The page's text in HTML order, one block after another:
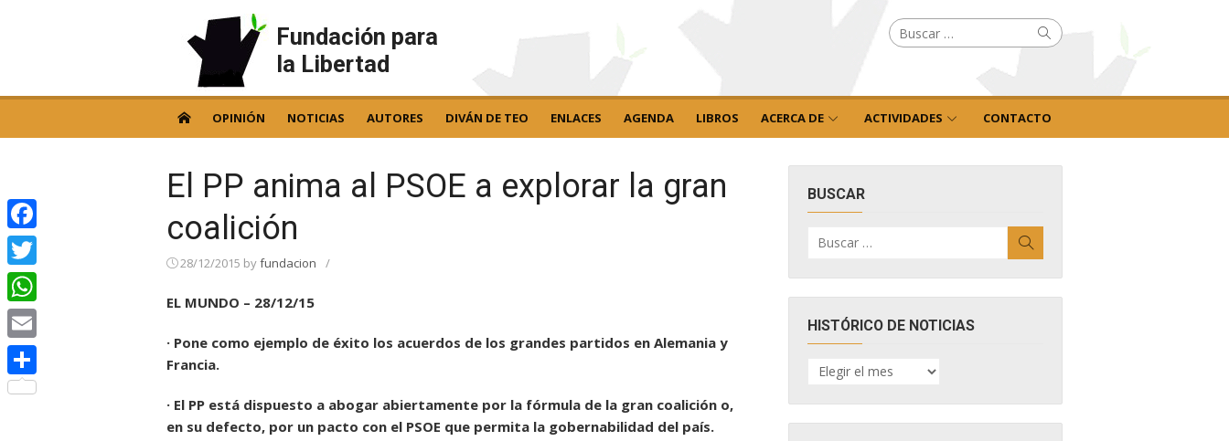
Fundación para
la Libertad
Buscar
por: Buscar
OPINIÓN NOTICIAS AUTORES DIVÁN DE TEO ENLACES AGENDA LIBROS ACERCA DE ACTIVIDADES CONTACTO
El PP anima al PSOE a explorar la gran
coalición
28/12/2015 byfundacion /
EL MUNDO – 28/12/15
· Pone como ejemplo de éxito los acuerdos de los grandes partidos en Alemania y
Francia.
· El PP está dispuesto a abogar abiertamente por la fórmula de la gran coalición o,
en su defecto, por un pacto con el PSOE que permita la gobernabilidad del país.
BUSCAR
por:
HISTÓRICO DE NOTICIAS
HISTÓRICO
DE
Facebook
Twitter
WhatsApp
Email
Compartir